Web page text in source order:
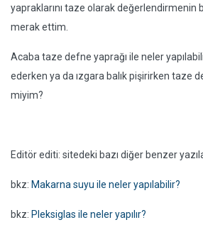
yapraklarını taze olarak değerlendirmenin
merak ettim.
Acaba taze defne yaprağı ile neler
ederken ya da ızgara balık pişirirken taze
miyim?
Editör editi: sitedeki bazı diğer benzer
bkz: Makarna suyu ile neler yapılabilir?
bkz: Pleksiglas ile neler yapılır?